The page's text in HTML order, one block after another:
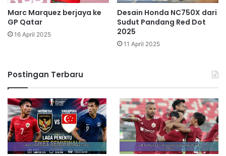
Marc Marquez berjaya ke
GP Qatar
16 April 2025
Desain Honda NC750X dari
Sudut Pandang Red Dot
2025
11 April 2025
Postingan Terbaru